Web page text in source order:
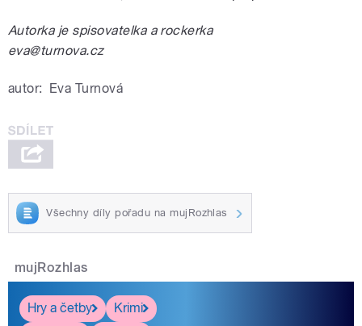
Autorka je spisovatelka a rockerka
eva@turnova.cz
autor: Eva Turnová
Všechny díly pořadu na mujRozhlas
mujRozhlas
Hry a četby
Krimi